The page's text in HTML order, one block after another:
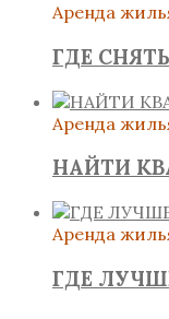
Аренда
ГДЕ
Аренда
НАЙТИ
Аренда
ГДЕ